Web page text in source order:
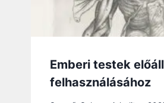
Emberi testek
felhasználásához